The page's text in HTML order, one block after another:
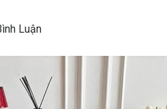
Luận